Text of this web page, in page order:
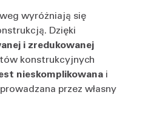
wyróżniają się
Dzięki
i zredukowanej
konstrukcyjnych
nieskomplikowana i
przez własny